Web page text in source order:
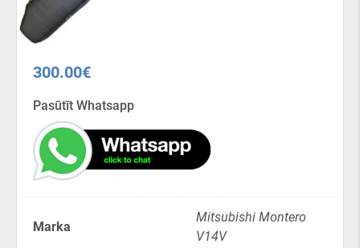
300.00€
Pasūtīt Whatsapp
Marka
Mitsubishi Montero
V14V